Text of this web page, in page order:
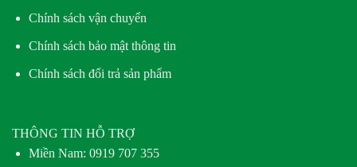
Chính sách vận chuyển
Chính sách bảo mật thông tin
Chính sách đổi trả sản phẩm
THÔNG TIN HỖ TRỢ
Miền Nam: 0919 707 355